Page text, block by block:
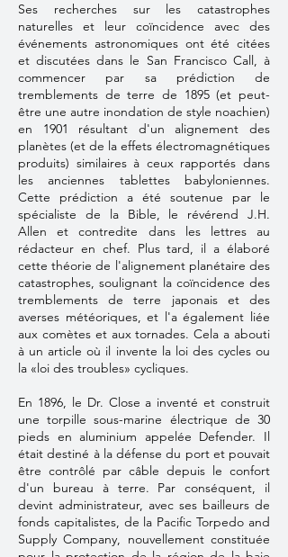
Ses recherches sur les catastrophes
naturelles et leur coïncidence avec des
événements astronomiques ont été citées
et discutées dans le San Francisco Call, à
commencer par sa prédiction de
tremblements de terre de 1895 (et peut-
être une autre inondation de style noachien)
en 1901 résultant d'un alignement des
planètes (et de la effets électromagnétiques
produits) similaires à ceux rapportés dans
les anciennes tablettes babyloniennes.
Cette prédiction a été soutenue par le
spécialiste de la Bible, le révérend J.H.
Allen et contredite dans les lettres au
rédacteur en chef. Plus tard, il a élaboré
cette théorie de l'alignement planétaire des
catastrophes, soulignant la coïncidence des
tremblements de terre japonais et des
averses météoriques, et l'a également liée
aux comètes et aux tornades. Cela a abouti
à un article où il invente la loi des cycles ou
la «loi des troubles» cycliques.
En 1896, le Dr. Close a inventé et construit
une torpille sous-marine électrique de 30
pieds en aluminium appelée Defender. Il
était destiné à la défense du port et pouvait
être contrôlé par câble depuis le confort
d'un bureau à terre. Par conséquent, il
devint administrateur, avec ses bailleurs de
fonds capitalistes, de la Pacific Torpedo and
Supply Company, nouvellement constituée